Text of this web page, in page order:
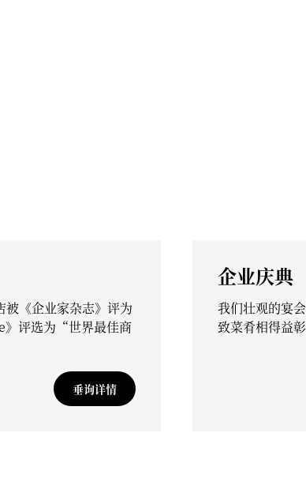
《企业家杂志》评为
评选为“世界最佳商
垂询详情
企业庆典
我们壮观的宴
致菜肴相得益